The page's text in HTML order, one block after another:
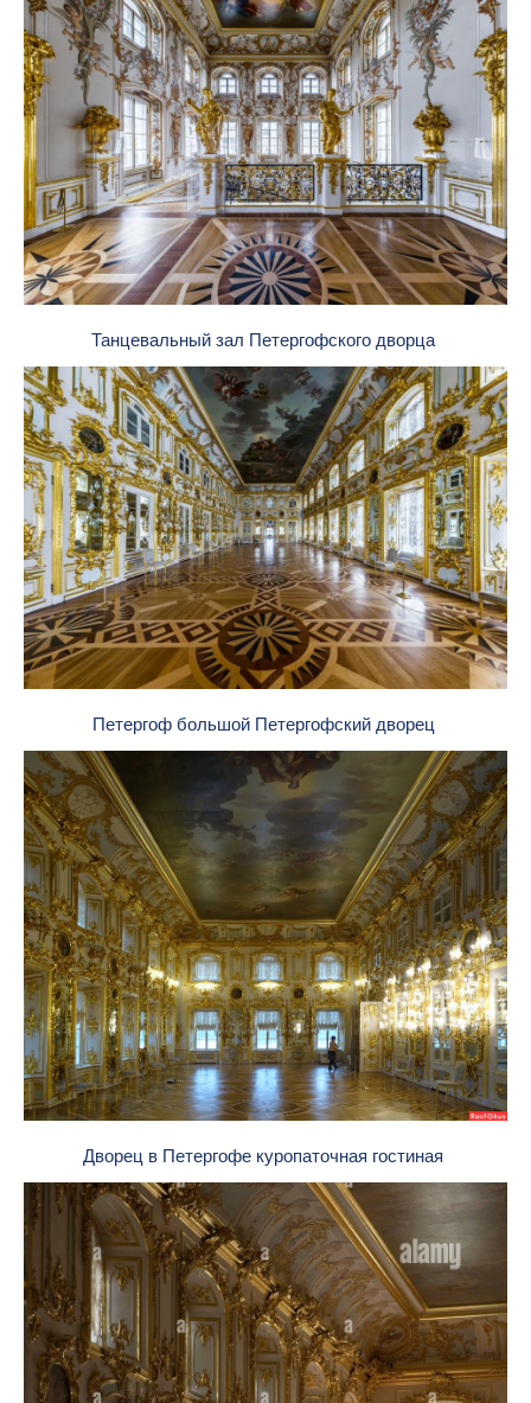
Танцевальный зал Петергофского дворца
Петергоф большой Петергофский дворец
Дворец в Петергофе куропаточная гостиная